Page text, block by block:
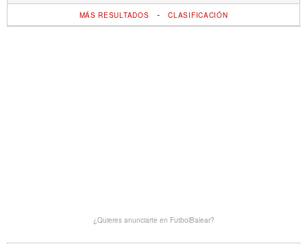
MÁS RESULTADOS -CLASIFICACIÓN
¿Quieres anunciarte en FutbolBalear?